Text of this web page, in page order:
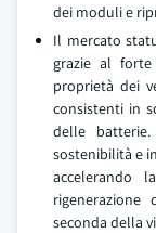
dei moduli e
Il mercato
grazie al forte
proprietà dei
consistenti in
delle
sostenibilità e
accelerando
seconda della